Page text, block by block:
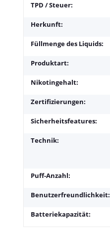
TPD / Steuer:
Herkunft:
Füllmenge des Liquids:
Produktart:
Nikotingehalt:
Zertifizierungen:
Sicherheitsfeatures:
Technik:
Puff-Anzahl:
Benutzerfreundlichkeit:
Batteriekapazität: